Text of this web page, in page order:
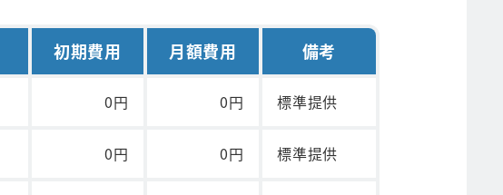
初期費用 月額費用 備考
0円 0円 標準提供
0円 0円 標準提供